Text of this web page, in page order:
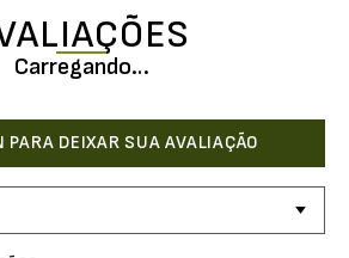
Carregando…